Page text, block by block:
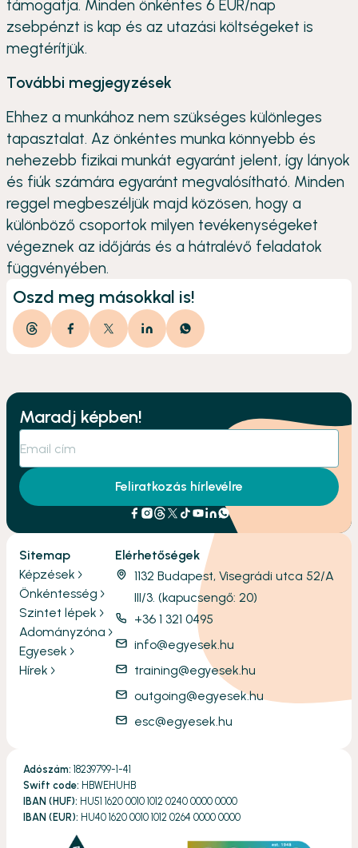
támogatja. Minden önkéntes 6 EUR/nap
zsebpénzt is kap és az utazási költségeket is
megtérítjük.
További megjegyzések
Ehhez a munkához nem szükséges különleges
tapasztalat. Az önkéntes munka könnyebb és
nehezebb fizikai munkát egyaránt jelent, így lányok
és fiúk számára egyaránt megvalósítható. Minden
reggel megbeszéljük majd közösen, hogy a
különböző csoportok milyen tevékenységeket
végeznek az időjárás és a hátralévő feladatok
függvényében.
Oszd meg másokkal is!
Maradj képben!
Feliratkozás hírlevélre
Sitemap
Képzések
Önkéntesség
Szintet lépek
Adományzóna
Egyesek
Hírek
Elérhetőségek
1132 Budapest, Visegrádi utca 52/A
III/3. (kapucsengő: 20)
+36 1 321 0495
info@egyesek.hu
training@egyesek.hu
outgoing@egyesek.hu
esc@egyesek.hu
Adószám: 18239799-1-41
Swift code: HBWEHUHB
IBAN (HUF): HU51 1620 0010 1012 0240 0000 0000
IBAN (EUR): HU40 1620 0010 1012 0264 0000 0000